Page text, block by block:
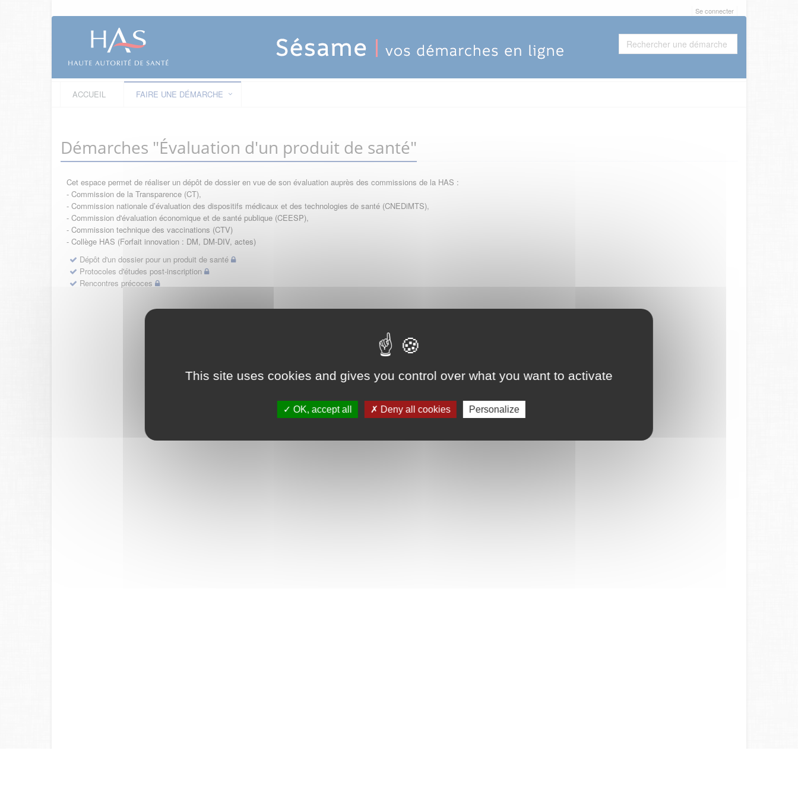
This site uses cookies and gives you control over what you want to activate
OK, accept all Deny all cookies Personalize
Se connecter
ACCUEIL FAIRE UNE DÉMARCHE
Démarches "Évaluation d'un produit de santé"
Cet espace permet de réaliser un dépôt de dossier en vue de son évaluation auprès des commissions de la HAS :
- Commission de la Transparence (CT),
- Commission nationale d’évaluation des dispositifs médicaux et des technologies de santé (CNEDiMTS),
- Commission d'évaluation économique et de santé publique (CEESP),
- Commission technique des vaccinations (CTV)
- Collège HAS (Forfait innovation : DM, DM-DIV, actes)
Dépôt d'un dossier pour un produit de santé
Protocoles d'études post-inscription
Rencontres précoces